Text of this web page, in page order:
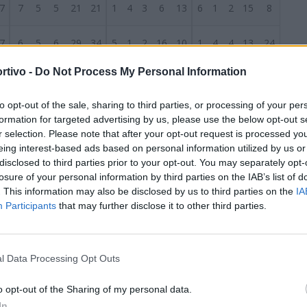
- Do Not Process My Personal Information
opt-out of the sale, sharing to third parties, or processing of your
for targeted advertising by us, please use the below opt-out
selection. Please note that after your opt-out request is processed
interest-based ads based on personal information utilized by us
to third parties prior to your opt-out. You may separately
of your personal information by third parties on the IAB’s list of
This information may also be disclosed by us to third parties on the
Participants that may further disclose it to other third parties.
Data Processing Opt Outs
opt-out of the Sharing of my personal data.
7 5 5 21 21 1 4 3 6 13 6 1 2 15 8
6 5 6 29 34 5 1 2 16 10 1 4 4 13 24
6 4 7 27 33 5 1 3 20 18 1 3 4 7
6 0 11 25 34 3 0 6 11 16 3 0 5 14 18
5 3 9 25 36 3 1 4 13 12 2 2 5 12 24
4 4 9 16 28 2 2 4 11 13 2 2 5 5 15
17 4 2 43 0
2 2 13 25 44 1 1 6 12 19